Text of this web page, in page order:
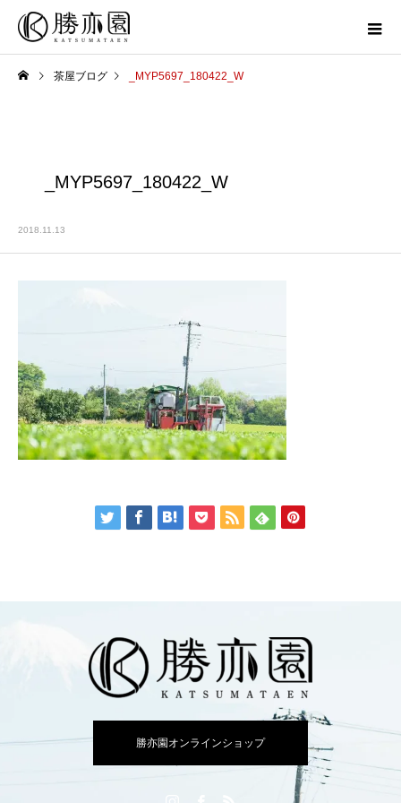
茶屋ブログ _MYP5697_180422_W
_MYP5697_180422_W
2018.11.13
勝亦園オンラインショップ